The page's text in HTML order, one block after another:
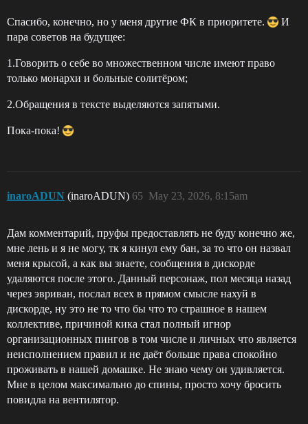
Спасибо, конечно, но у меня другие ФК в приоритете.
И
пара советов на будущее:
1.Говорить о себе во множественном числе имеют право
только монархи и больные солитёром;
2.Обращения в тексте выделяются запятыми.
Пока-пока!
inaroADUN (inaroADUN) May 23, 2026, 8:15am
65
Дам комментарий, пруфы предоставлять не буду конечно же,
мне лень и я не могу, тк я кинул ему бан, за то что он назвал
меня крысой, а как вы знаете, сообщения в дискорде
удаляются после этого. Данный персонаж, пол месяца назад
через эвриван, послал всех в прямом смысле нахуй в
дискорде, ну это не то что бы что то страшное в нашем
коллективе, причиной кика стал полный игнор
организационных пингов в том числе и личных что является
неисполнением правил и не даёт больше права спокойно
проживать в нашей домашке. Не знаю чему он удивляется.
Мне в целом максимально до спины, просто хочу бросить
повидла на вентилятор.